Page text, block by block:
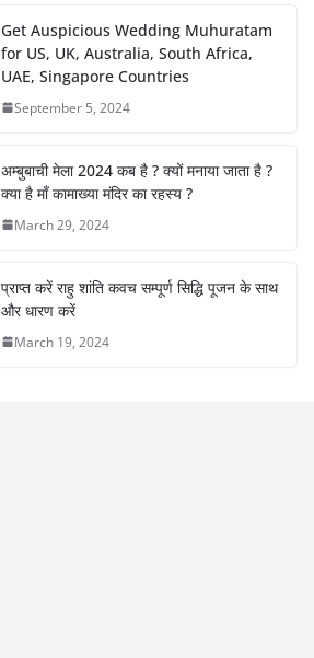
Get Auspicious Wedding Muhuratam
for US, UK, Australia, South Africa,
UAE, Singapore Countries
September 5, 2024
अम्बुबाची मेला 2024 कब है ? क्यों मनाया जाता है ?
क्या है माँ कामाख्या मंदिर का रहस्य ?
March 29, 2024
प्राप्त करें राहु शांति कवच सम्पूर्ण सिद्धि पूजन के साथ
और धारण करें
March 19, 2024